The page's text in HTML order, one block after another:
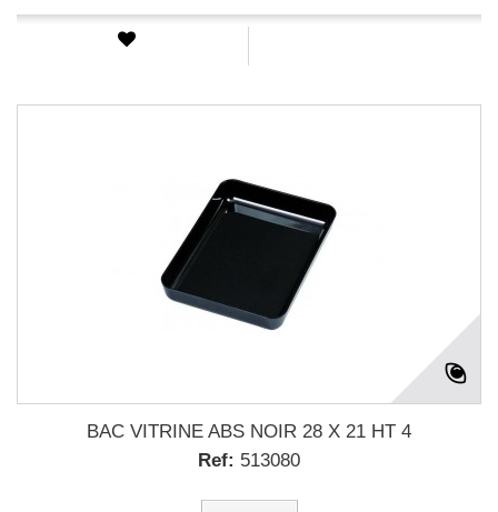
BAC VITRINE ABS NOIR 28 X 21 HT 4
Ref: 513080